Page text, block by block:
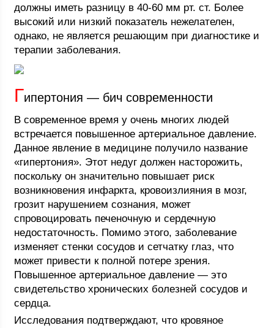
должны иметь разницу в 40-60 мм рт. ст. Более
высокий или низкий показатель нежелателен,
однако, не является решающим при диагностике и
терапии заболевания.
Гипертония — бич современности
В современное время у очень многих людей
встречается повышенное артериальное давление.
Данное явление в медицине получило название
«гипертония». Этот недуг должен насторожить,
поскольку он значительно повышает риск
возникновения инфаркта, кровоизлияния в мозг,
грозит нарушением сознания, может
спровоцировать печеночную и сердечную
недостаточность. Помимо этого, заболевание
изменяет стенки сосудов и сетчатку глаз, что
может привести к полной потере зрения.
Повышенное артериальное давление — это
свидетельство хронических болезней сосудов и
сердца.
Исследования подтверждают, что кровяное